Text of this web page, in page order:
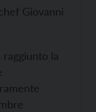
Giovanni
la